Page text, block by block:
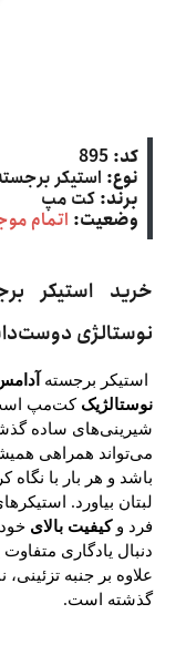
کد: 895
نوع: استیکر
برند: کت‌ مپ
وضعیت: اتمام
خرید استیکر
نوستالژی
استیکر برجسته
نوستالژیککت‌مپ است
شیرینی‌های ساده
می‌تواند همراهی
باشد و هر بار با
لبتان بیاورد.
فرد وکیفیت بالای
دنبال یادگاری
علاوه بر جنبه
گذشته است.